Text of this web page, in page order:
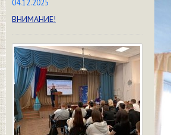
04.12.2025
ВНИМАНИЕ!